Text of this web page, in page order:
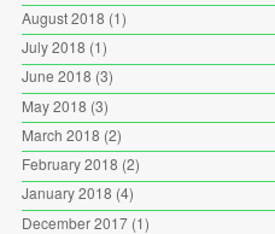
August 2018 (1)
July 2018 (1)
June 2018 (3)
May 2018 (3)
March 2018 (2)
February 2018 (2)
January 2018 (4)
December 2017(1)